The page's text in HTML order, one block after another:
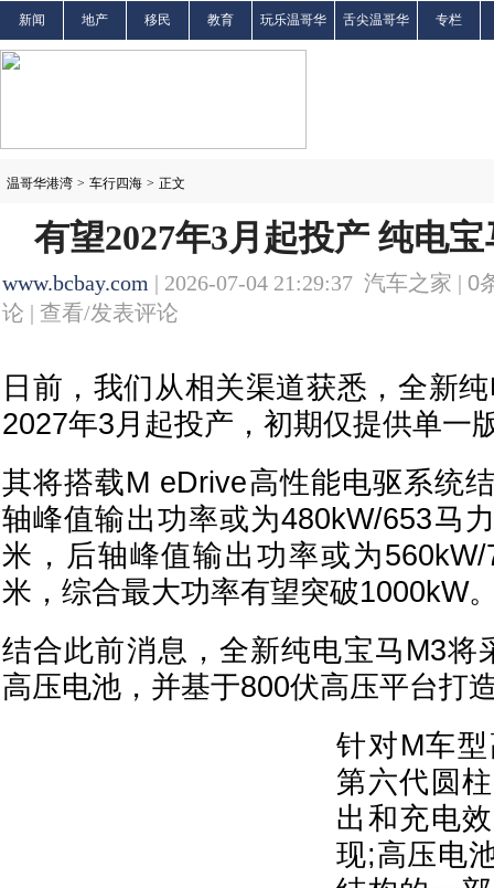
新闻 地产 移民 教育 玩乐温哥华 舌尖温哥华 专栏
温哥华港湾 > 车行四海 > 正文
有望2027年3月起投产 纯电
www.bcbay.com | 2026-07-04 21:29:37 汽车之家 | 0
论 | 查看/发表评论
日前，我们从相关渠道获悉，全新
2027年3月起投产，初期仅提供单一
其将搭载M eDrive高性能电驱系统
轴峰值输出功率或为480kW/653马
米，后轴峰值输出功率或为560kW/
米，综合最大功率有望突破1000kW
结合此前消息，全新纯电宝马M3将
高压电池，并基于800伏高压平台打
针对M车
第六代圆
出和充电
现;高压电